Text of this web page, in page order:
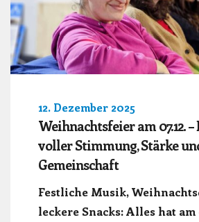
12. Dezember 2025
Weihnachtsfeier am 07.12.
voller Stimmung, Stärke
Gemeinschaft
Festliche Musik,
leckere Snacks: Alles hat am